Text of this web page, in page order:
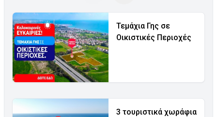
Τεμάχια Γης σε
Οικιστικές Περιοχές
3 τουριστικά χωράφια